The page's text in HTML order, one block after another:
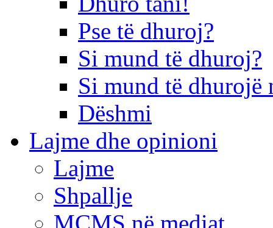
Pse të dhuroj?
Si mund të dhuroj?
Si mund të dhurojë
Dëshmi
Lajme dhe opinioni
Lajme
Shpallje
MCMS në mediat